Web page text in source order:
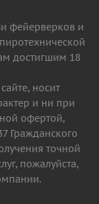
фейерверков и
достигшим 18
носит
и ни при
офертой,
Гражданского
точной
пожалуйста,